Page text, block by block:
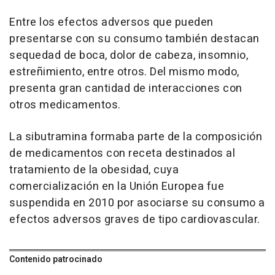
Entre los efectos adversos que pueden
presentarse con su consumo también destacan
sequedad de boca, dolor de cabeza, insomnio,
estreñimiento, entre otros. Del mismo modo,
presenta gran cantidad de interacciones con
otros medicamentos.
La sibutramina formaba parte de la composición
de medicamentos con receta destinados al
tratamiento de la obesidad, cuya
comercialización en la Unión Europea fue
suspendida en 2010 por asociarse su consumo a
efectos adversos graves de tipo cardiovascular.
Contenido patrocinado